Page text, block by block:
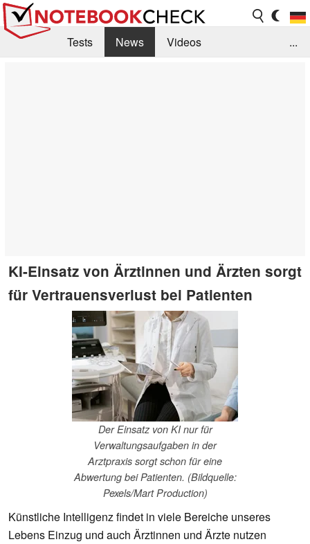
Tests News
Videos
...
KI-Einsatz von Ärztinnen und Ärzten sorgt
für Vertrauensverlust bei Patienten
Der Einsatz von KI nur für
Verwaltungsaufgaben in der
Arztpraxis sorgt schon für eine
Abwertung bei Patienten. (Bildquelle:
Pexels/Mart Production)
Künstliche Intelligenz findet in viele Bereiche unseres
Lebens Einzug und auch Ärztinnen und Ärzte nutzen